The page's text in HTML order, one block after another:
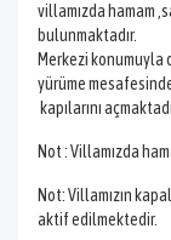
villamızda hamam
bulunmaktadır.
Merkezi konumuyla
yürüme
kapılarını
Not : Villamızda
Not: Villamızın
aktif edilmektedir.